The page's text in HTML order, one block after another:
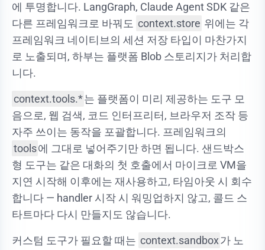
에 투명합니다. LangGraph, Claude Agent SDK 같은
다른 프레임워크로 바꿔도 context.store 위에는 각
프레임워크 네이티브의 세션 저장 타입이 마찬가지
로 노출되며, 하부는 플랫폼 Blob 스토리지가 처리합
니다.
context.tools.*는 플랫폼이 미리 제공하는 도구 모
음으로, 웹 검색, 코드 인터프리터, 브라우저 조작 등
자주 쓰이는 동작을 포괄합니다. 프레임워크의
tools에 그대로 넣어주기만 하면 됩니다. 샌드박스
형 도구는 같은 대화의 첫 호출에서 마이크로 VM을
지연 시작해 이후에는 재사용하고, 타임아웃 시 회수
합니다 — handler 시작 시 워밍업하지 않고, 콜드 스
타트마다 다시 만들지도 않습니다.
커스텀 도구가 필요할 때는 context.sandbox가 노